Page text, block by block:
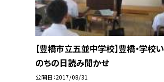
【豊橋市立五並中学校】豊橋・学校い
のちの日読み聞かせ
公開日 2017/08/31